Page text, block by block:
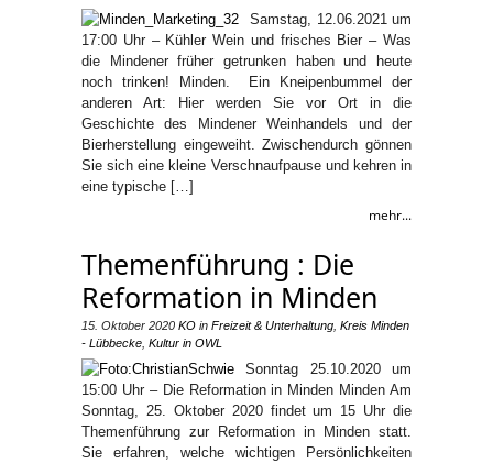
Samstag, 12.06.2021 um
17:00 Uhr – Kühler Wein und frisches Bier – Was
die Mindener früher getrunken haben und heute
noch trinken! Minden. Ein Kneipenbummel der
anderen Art: Hier werden Sie vor Ort in die
Geschichte des Mindener Weinhandels und der
Bierherstellung eingeweiht. Zwischendurch gönnen
Sie sich eine kleine Verschnaufpause und kehren in
eine typische […]
mehr...
Themenführung : Die
Reformation in Minden
15. Oktober 2020 KO in Freizeit & Unterhaltung Kreis Minden
- Lübbecke Kultur in OWL
Sonntag 25.10.2020 um
15:00 Uhr – Die Reformation in Minden Minden Am
Sonntag, 25. Oktober 2020 findet um 15 Uhr die
Themenführung zur Reformation in Minden statt.
Sie erfahren, welche wichtigen Persönlichkeiten